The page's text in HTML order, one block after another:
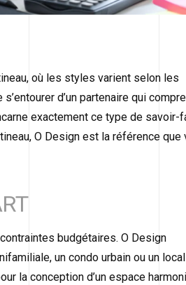
où les styles varient selon les
d’un partenaire qui
exactement ce type de savoir-
O Design est la référence que
budgétaires. O Design
un condo urbain ou un local
la conception d’un espace